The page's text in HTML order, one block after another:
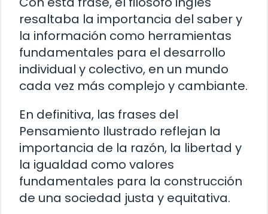
resaltaba la importancia del saber y
la información como herramientas
fundamentales para el desarrollo
individual y colectivo, en un mundo
cada vez más complejo y cambiante.
En definitiva, las frases del
Pensamiento Ilustrado reflejan la
importancia de la razón, la libertad y
la igualdad como valores
fundamentales para la construcción
de una sociedad justa y equitativa.